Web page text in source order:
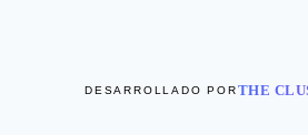
DESARROLLADO PORTHE